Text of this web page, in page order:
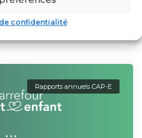
confidentialité
Rapports annuels CAP-E